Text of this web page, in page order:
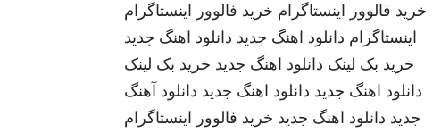
خرید فالوور اینستاگرام خرید فالوور اینستاگرام
اینستاگرام دانلود اهنگ جدید دانلود اهنگ جدید
خرید بک لینک دانلود اهنگ جدید خرید بک لینک
دانلود اهنگ جدید دانلود اهنگ جدید دانلود آهنگ
جدید دانلود اهنگ جدید خرید فالوور اینستاگرام